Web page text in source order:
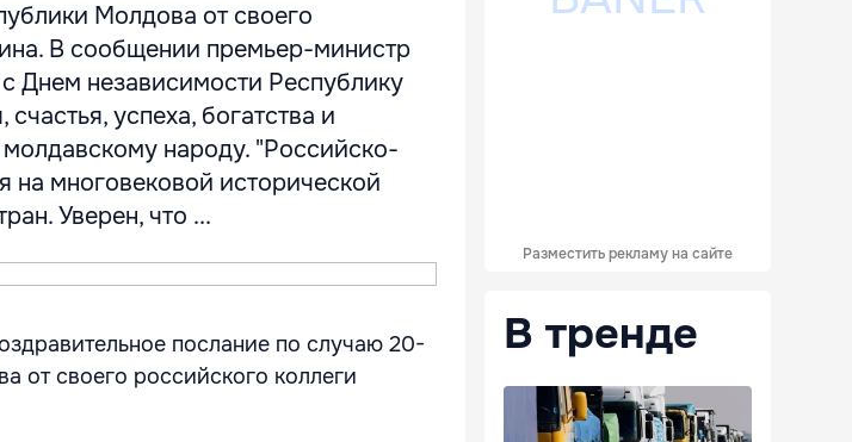
Молдова от своего
В сообщении премьер-министр
Днем независимости Республику
успеха, богатства и
народу. "Российско-
многовековой исторической
Уверен, что ...
послание по случаю 20-
от своего российского коллеги
Разместить рекламу на сайте
В тренде